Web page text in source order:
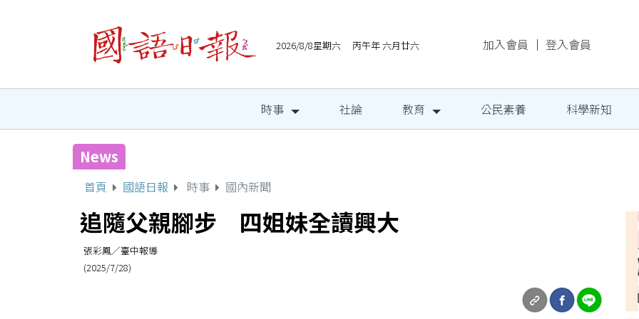
2026/8/8星期六 丙午年 六月廿六 加入會員 ｜ 登入會員
時事 社論 教育 公民素養 科學新知
News
首頁 國語日報 時事 國內新聞
追隨父親腳步 四姐妹全讀興大
張彩鳳／臺中報導
(2025/7/28)